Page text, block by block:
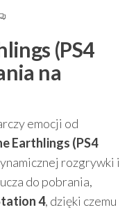
(PS4
na
emocji od
Earthlings (PS4
rozgrywki i
do pobrania,
4, dzięki czemu